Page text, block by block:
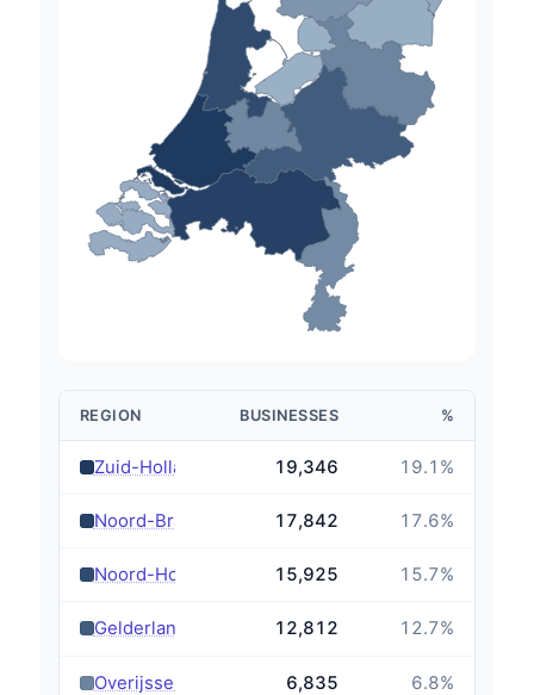
REGION BUSINESSES %
Zuid-Holland 19,346 19.1 %
Noord-Brabant 17,842 17.6%
Noord-Holland 15,925 15.7%
Gelderland 12,812 12.7%
Overijssel 6,835 6.8%